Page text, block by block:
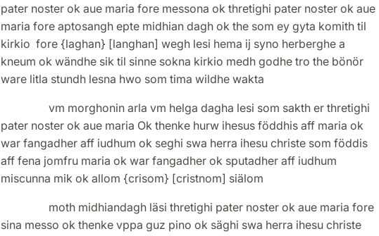
pater noster ok aue maria fore messona ok thretighi pater noster ok aue
maria fore aptosangh epte midhian dagh ok the som ey gyta komith til
kirkio fore {laghan} [langhan] wegh lesi hema ij syno herberghe a
kneum ok wändhe sik til sinne sokna kirkio medh godhe tro the bönör
ware litla stundh lesna hwo som tima wildhe wakta
vm morghonin arla vm helga dagha lesi som sakth er thretighi
pater noster ok aue maria Ok thenke hurw ihesus föddhis aff maria ok
war fangadher aff iudhum ok seghi swa herra ihesu christe som föddis
aff fena jomfru maria ok war fangadher ok sputadher aff iudhum
miscunna mik ok allom {crisom} [cristnom] siälom
moth midhiandagh läsi thretighi pater noster ok aue maria fore
sina messo ok thenke vppa guz pino ok säghi swa herra ihesu christe